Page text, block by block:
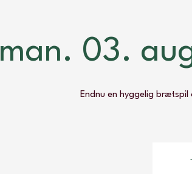
man. 03.
Endnu en hyggelig brætspil